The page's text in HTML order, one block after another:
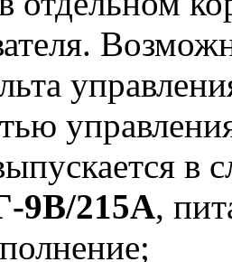
9В/215А,